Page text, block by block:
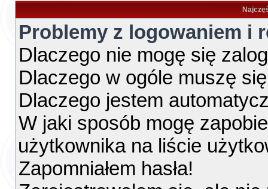
Problemy z logowaniem i
Dlaczego nie mogę się
Dlaczego w ogóle muszę
Dlaczego jestem
W jaki sposób mogę
użytkownika na liście
Zapomniałem hasła!